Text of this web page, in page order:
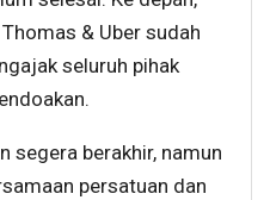
& Uber sudah
seluruh pihak
segera berakhir, namun
persatuan dan